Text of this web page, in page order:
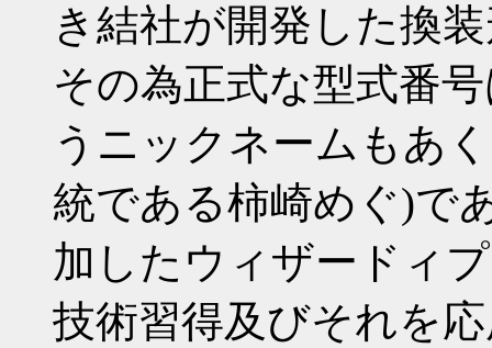
き結社が開発した換
その為正式な型式番
うニックネームもあ
統である柿崎めぐ)で
加したウィザードィ
技術習得及びそれを